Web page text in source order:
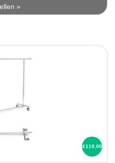
»
€119,00